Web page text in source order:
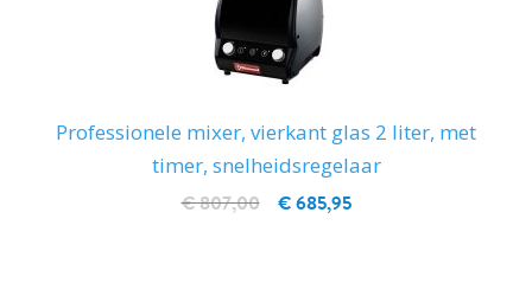
Professionele mixer, vierkant glas 2 liter, met
timer, snelheidsregelaar
€ 685,95
€ 807,00